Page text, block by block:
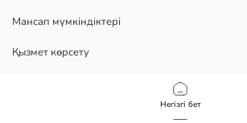
Негізгі бет
Мансап мүмкіндіктері
Қызмет көрсету